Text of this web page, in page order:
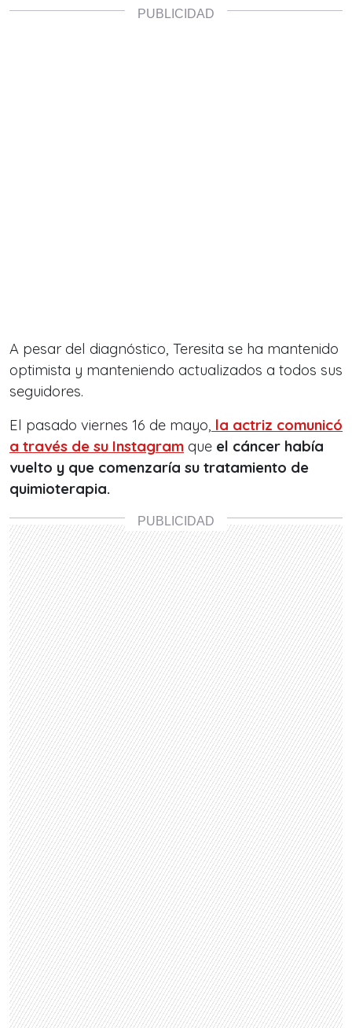
A pesar del diagnóstico, Teresita se ha mantenido
optimista y manteniendo actualizados a todos sus
seguidores.
El pasado viernes 16 de mayo, la actriz comunicó
a través de su Instagram que el cáncer había
vuelto y que comenzaría su tratamiento de
quimioterapia.